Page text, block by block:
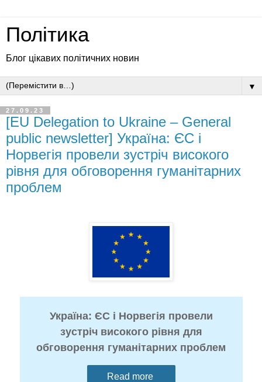
Політика
Блог цікавих політичних новин
▼
27.09.23
[EU Delegation to Ukraine – General
public newsletter] Україна: ЄС і
Норвегія провели зустріч високого
рівня для обговорення гуманітарних
проблем
Україна: ЄС і Норвегія провели
зустріч високого рівня для
обговорення гуманітарних проблем
Read more